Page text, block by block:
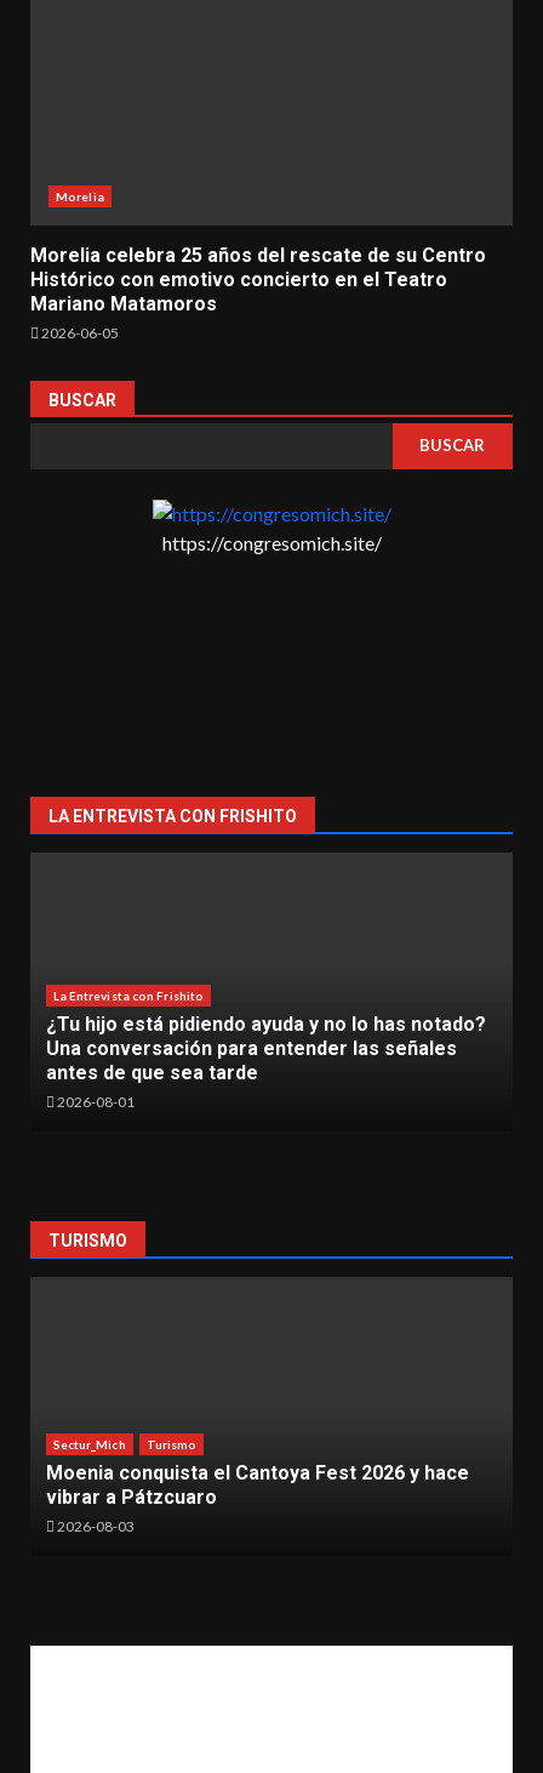
Morelia
Morelia celebra 25 años del rescate de su Centro
Histórico con emotivo concierto en el Teatro
Mariano Matamoros
2026-06-05
BUSCAR
BUSCAR
https://congresomich.site/
LA ENTREVISTA CON FRISHITO
lo has notado?
las señales
La Entrevista con Frishito
La Inteligencia Artificial ya es una
TecNM Lázaro Cárdenas
TURISMO
Fest 2026 y hace
Impulsa Sectur catálogo